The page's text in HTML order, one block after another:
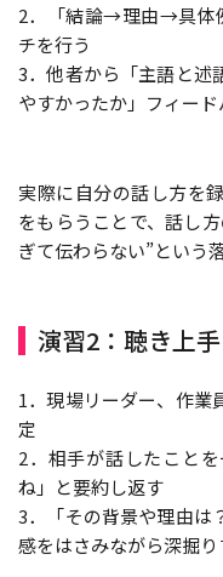
2．「結論→理由→具体
チを行う
3．他者から「主語と述
やすかったか」フィー
実際に自分の話し方を
をもらうことで、話し
ぎて伝わらない”という
演習2：聴き上
1．現場リーダー、作業
定
2．相手が話したこと
ね」と要約し返す
3．「その背景や理由は
感をはさみながら深掘り